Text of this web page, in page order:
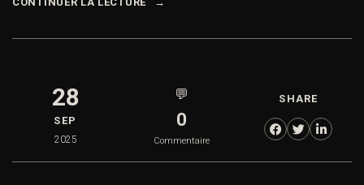
28
SEP
2025
💬
0
Commentaire
SHARE